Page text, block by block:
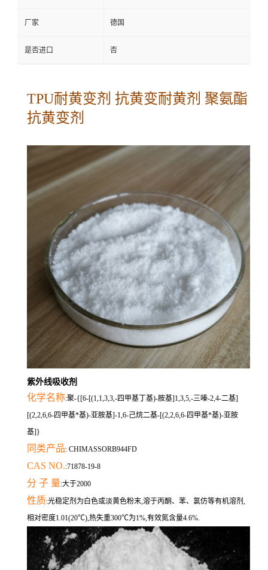
厂家 德国
是否进口 否
TPU耐黄变剂 抗黄变耐黄剂 聚氨酯
抗黄变剂
紫外线吸收剂
化学名称:聚-{[6-[(1,1,3,3,-四甲基丁基)-胺基]1,3,5,-三嗪-2,4-二基]
[(2,2,6,6-四甲基*基)-亚胺基]-1,6-己烷二基-[(2,2,6,6-四甲基*基)-亚胺
基]}
同类产品: CHIMASSORB944FD
CAS NO.:71878-19-8
分 子 量:大于2000
性质:光稳定剂为白色或淡黄色粉末,溶于丙酮、苯、氯仿等有机溶剂,
相对密度1.01(20℃),热失重300℃为1%,有效氮含量4.6%.